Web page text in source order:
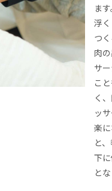
ま
浮
つ
肉
サ
こ
く
ッ
楽
と
下
と